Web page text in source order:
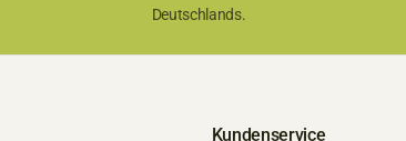
Deutschlands.
Kundenservice